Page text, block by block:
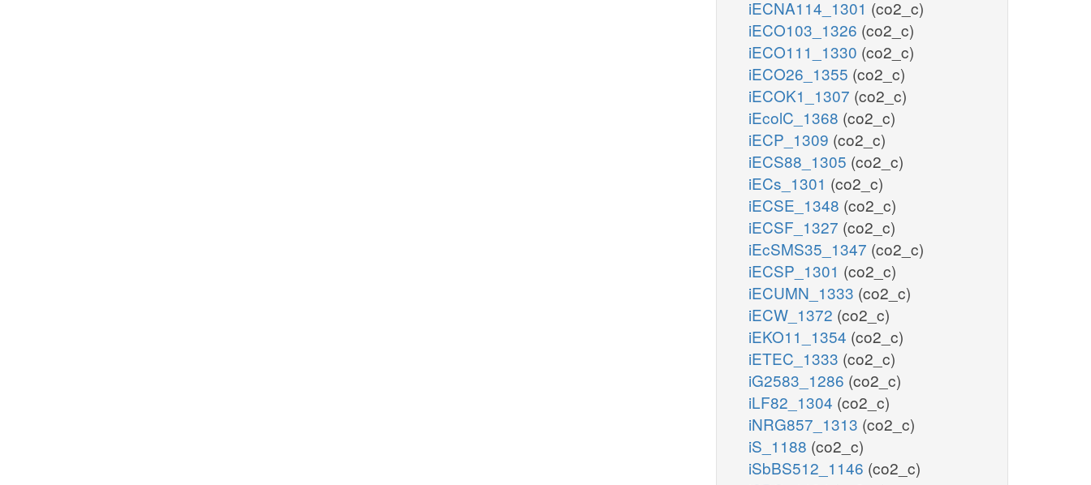
iECNA114_1301 (co2_c)
iECO103_1326 (co2_c)
iECO111_1330 (co2_c)
iECO26_1355 (co2_c)
iECOK1_1307 (co2_c)
iEcolC_1368 (co2_c)
iECP_1309 (co2_c)
iECS88_1305 (co2_c)
iECs_1301 (co2_c)
iECSE_1348 (co2_c)
iECSF_1327 (co2_c)
iEcSMS35_1347 (co2_c)
iECSP_1301 (co2_c)
iECUMN_1333 (co2_c)
iECW_1372 (co2_c)
iEKO11_1354 (co2_c)
iETEC_1333 (co2_c)
iG2583_1286 (co2_c)
iLF82_1304 (co2_c)
iNRG857_1313 (co2_c)
iS_1188 (co2_c)
iSbBS512_1146 (co2_c)